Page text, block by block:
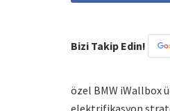
Bizi Takip Edin!
özel BMW iWallbox
elektrifikasyon